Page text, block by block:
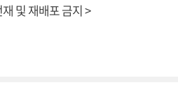
및 재배포 금지 >